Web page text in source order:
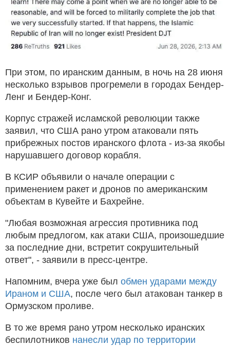
При этом, по иранским данным, в ночь на 28 июня
несколько взрывов прогремели в городах Бендер-
Ленг и Бендер-Конг.
Корпус стражей исламской революции также
заявил, что США рано утром атаковали пять
прибрежных постов иранского флота - из-за якобы
нарушавшего договор корабля.
В КСИР объявили о начале операции с
применением ракет и дронов по американским
объектам в Кувейте и Бахрейне.
"Любая возможная агрессия противника под
любым предлогом, как атаки США, произошедшие
за последние дни, встретит сокрушительный
ответ", - заявили в пресс-центре.
Напомним, вчера уже был обмен ударами между
Ираном и США, после чего был атакован танкер в
Ормузском проливе.
В то же время рано утром несколько иранских
беспилотников нанесли удар по территории